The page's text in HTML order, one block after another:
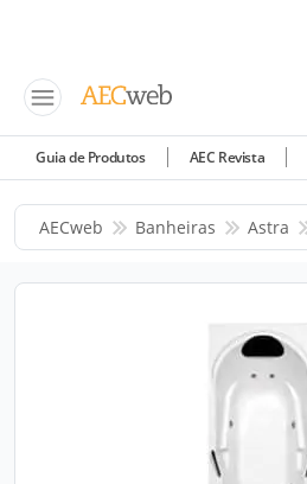
Guia de Produtos AEC Revista
AECweb Banheiras Astra